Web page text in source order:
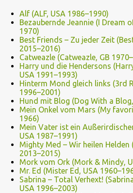
Alf (ALF, USA 1986–1990)
Bezaubernde Jeannie (I Dream
1970)
Best Friends – Zu jeder Zeit
2015–2016)
Catweazle (Catweazle, GB
Harry und die Hendersons
USA 1991–1993)
Hinterm Mond gleich links (3rd
1996–2001)
Hund mit Blog (Dog With a
Mein Onkel vom Mars (My
1966)
Mein Vater ist ein
USA 1987–1991)
Mighty Med – Wir heilen Helden
2013–2015)
Mork vom Ork (Mork & Mindy,
Mr. Ed (Mister Ed, USA
Sabrina – Total Verhext!
USA 1996–2003)